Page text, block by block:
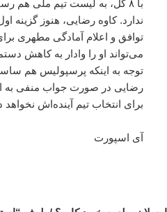
با ۸ گل، به لیست تیم ملی هم
ندارد. کاوه رضایی، هنوز گزینه
توافق و اعلام آمادگی مطهری
می‌تواند او را وادار به کاهش
توجه به اینکه پرسپولیس هم
رضایی در صورت جواب منفی به
برای انتخاب تیم آینده‌اش
آی اسپورت